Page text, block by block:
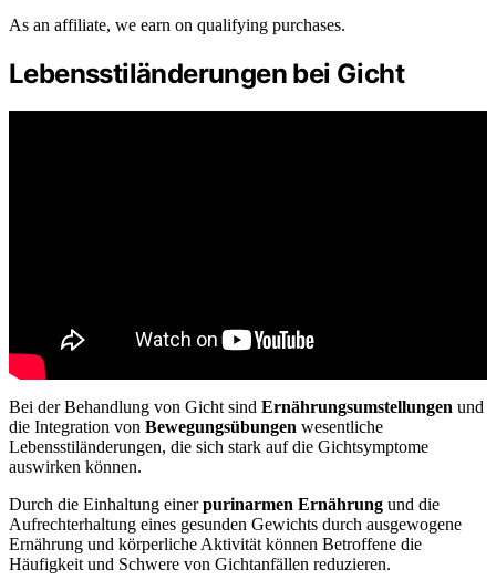
As an affiliate, we earn on qualifying purchases.
Lebensstiländerungen bei Gicht
Bei der Behandlung von Gicht sind Ernährungsumstellungen und
die Integration von Bewegungsübungen wesentliche
Lebensstiländerungen, die sich stark auf die Gichtsymptome
auswirken können.
Durch die Einhaltung einerpurinarmen Ernährung und die
Aufrechterhaltung eines gesunden Gewichts durch ausgewogene
Ernährung und körperliche Aktivität können Betroffene die
Häufigkeit und Schwere von Gichtanfällen reduzieren.